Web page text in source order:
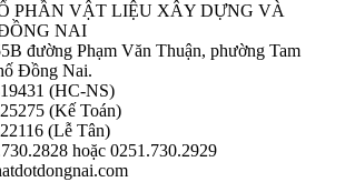
PHẦN VẬT LIỆU XÂY DỰNG VÀ
NAI
đường Phạm Văn Thuận, phường Tam
Đồng Nai.
(HC-NS)
(Kế Toán)
(Lễ Tân)
hoặc 0251.730.2929